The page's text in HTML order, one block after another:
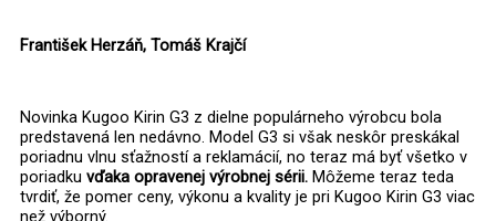
František Herzáň, Tomáš Krajčí
Novinka Kugoo Kirin G3 z dielne populárneho výrobcu bola
predstavená len nedávno. Model G3 si však neskôr preskákal
poriadnu vlnu sťažností a reklamácií, no teraz má byť všetko v
poriadku vďaka opravenej výrobnej sérii. Môžeme teraz teda
tvrdiť, že pomer ceny, výkonu a kvality je pri Kugoo Kirin G3 viac
než výborný.